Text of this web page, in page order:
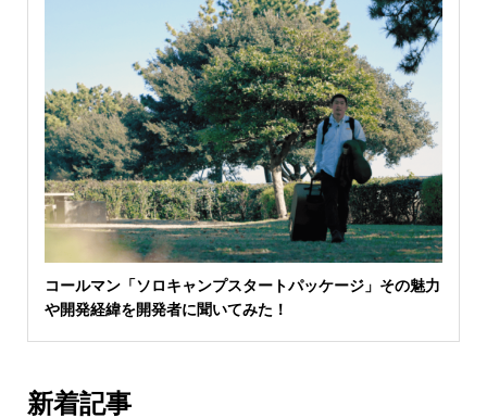
コールマン「ソロキャンプスタートパッケージ」その魅力
や開発経緯を開発者に聞いてみた！
新着記事